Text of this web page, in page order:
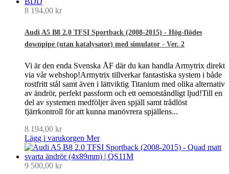
8 194,00 kr
Audi A5 B8 2.0 TFSI Sportback (2008-2015) - Hög-flödes
downpipe (utan katalysator) med simulator - Ver. 2
Vi är den enda Svenska ÅF där du kan handla Armytrix direkt
via vår webshop!Armytrix tillverkar fantastiska system i både
rostfritt stål samt även i lättviktig Titanium med olika alternativ
av ändrör, perfekt passform och ett oemotståndligt ljud!Till en
del av systemen medföljer även spjäll samt trådlöst
fjärrkontroll för att kunna manövrera spjällens...
8 194,00 kr
Lägg i varukorgen Mer
9 500,00 kr